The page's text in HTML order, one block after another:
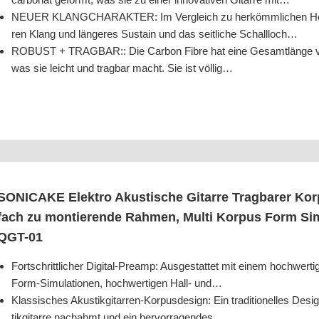
NEUER KLANGCHARAKTER: Im Ver­gleich zu her­kömm­li­chen
ren Klang und län­ge­res Sus­tain und das seit­li­che Schallloch…
ROBUST + TRAGBAR:: Die Car­bon Fib­re hat eine
was sie leicht und trag­bar macht. Sie ist völlig…
Elek­tro Akus­ti­sche Gitar­re Trag­ba­rer
zu mon­tie­ren­de Rah­men, Mul­ti Kor­pus Form
01
Fort­schritt­li­cher Digi­tal-Pre­amp: Aus­ge­stat­tet mit einem
Form-Simu­la­tio­nen, hoch­wer­ti­gen Hall- und…
Klas­si­sches Akus­tik­gi­tar­ren-Kor­pus­de­sign: Ein tra­di­tio­nel­les